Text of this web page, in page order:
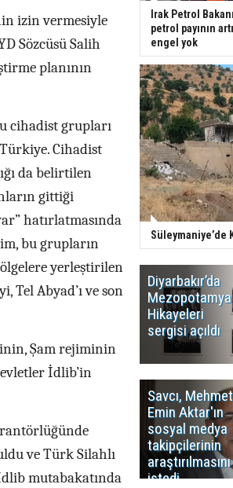
izin vermesiyle
Sözcüsü Salih
planının
cihadist grupları
Cihadist
da belirtilen
gittiği
hatırlatmasında
bu grupların
yerleştirilen
Tel Abyad’ı ve son
Şam rejiminin
İdlib’in
ve Türk Silahlı
mutabakatında
Irak Petrol
petrol payının
engel yok
Süleymaniye’de
Diyarbakır’da
Mezopotamya
Hikayeleri
sergisi açıldı
Savcı, Mehmet
Emin Aktar'ın
sosyal medya
takipçilerinin
araştırılmasını
istedi